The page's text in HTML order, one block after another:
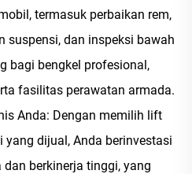
termasuk perbaikan rem,
suspensi, dan inspeksi bawah
bagi bengkel profesional,
fasilitas perawatan armada.
Anda: Dengan memilih lift
dijual, Anda berinvestasi
berkinerja tinggi, yang